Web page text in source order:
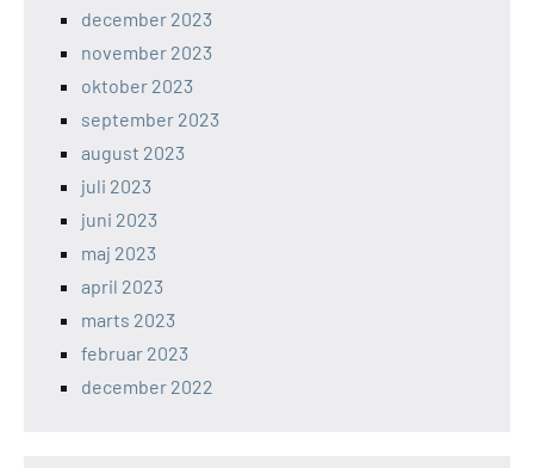
december 2023
november 2023
oktober 2023
september 2023
august 2023
juli 2023
juni 2023
maj 2023
april 2023
marts 2023
februar 2023
december 2022